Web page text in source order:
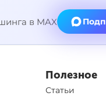
в MAX
Полезное
Статьи